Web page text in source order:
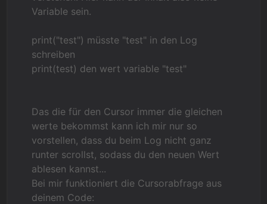
Variable sein.
print("test") müsste "test" in den Log
schreiben
print(test) den wert variable "test"
Das die für den Cursor immer die gleichen
werte bekommst kann ich mir nur so
vorstellen, dass du beim Log nicht ganz
runter scrollst, sodass du den neuen Wert
ablesen kannst...
Bei mir funktioniert die Cursorabfrage aus
deinem Code: